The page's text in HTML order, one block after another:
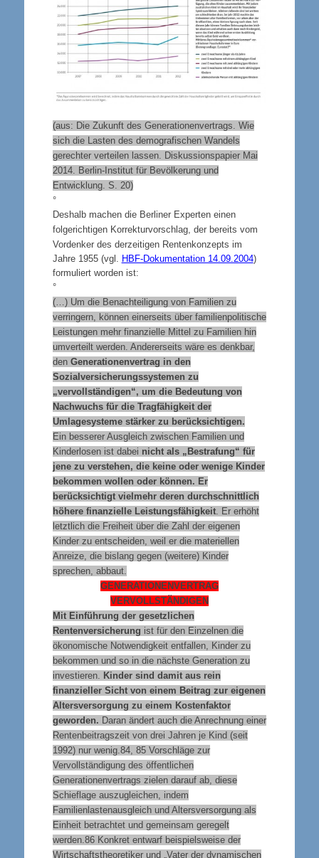
(aus: Die Zukunft des Generationenvertrags. Wie
sich die Lasten des demografischen Wandels
gerechter verteilen lassen. Diskussionspapier Mai
2014. Berlin-Institut für Bevölkerung und
Entwicklung. S. 20)
°
Deshalb machen die Berliner Experten einen
folgerichtigen Korrekturvorschlag, der bereits vom
Vordenker des derzeitigen Rentenkonzepts im
Jahre 1955 (vgl. HBF-Dokumentation 14.09.2004)
formuliert worden ist:
°
(…) Um die Benachteiligung von Familien zu
verringern, können einerseits über familienpolitische
Leistungen mehr finanzielle Mittel zu Familien hin
umverteilt werden. Andererseits wäre es denkbar,
den Generationenvertrag in den
Sozialversicherungssystemen zu
„vervollständigen“, um die Bedeutung von
Nachwuchs für die Tragfähigkeit der
Umlagesysteme stärker zu berücksichtigen.
Ein besserer Ausgleich zwischen Familien und
Kinderlosen ist dabei nicht als „Bestrafung“ für
jene zu verstehen, die keine oder wenige Kinder
bekommen wollen oder können. Er
berücksichtigt vielmehr deren durchschnittlich
höhere finanzielle Leistungsfähigkeit. Er erhöht
letztlich die Freiheit über die Zahl der eigenen
Kinder zu entscheiden, weil er die materiellen
Anreize, die bislang gegen (weitere) Kinder
sprechen, abbaut.
GENERATIONENVERTRAG
VERVOLLSTÄNDIGEN
Mit Einführung der gesetzlichen
Rentenversicherung ist für den Einzelnen die
ökonomische Notwendigkeit entfallen, Kinder zu
bekommen und so in die nächste Generation zu
investieren. Kinder sind damit aus rein
finanzieller Sicht von einem Beitrag zur eigenen
Altersversorgung zu einem Kostenfaktor
geworden. Daran ändert auch die Anrechnung einer
Rentenbeitragszeit von drei Jahren je Kind (seit
1992) nur wenig.84, 85 Vorschläge zur
Vervollständigung des öffentlichen
Generationenvertrags zielen darauf ab, diese
Schieflage auszugleichen, indem
Familienlastenausgleich und Altersversorgung als
Einheit betrachtet und gemeinsam geregelt
werden.86 Konkret entwarf beispielsweise der
Wirtschaftstheoretiker und „Vater der dynamischen